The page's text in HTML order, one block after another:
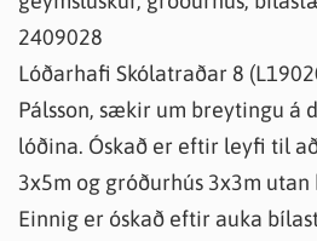
2409028
Lóðarhafi Skólatraðar 8
Pálsson, sækir um breytingu á
lóðina. Óskað er eftir leyfi til
3x5m og gróðurhús 3x3m
Einnig er óskað eftir auka